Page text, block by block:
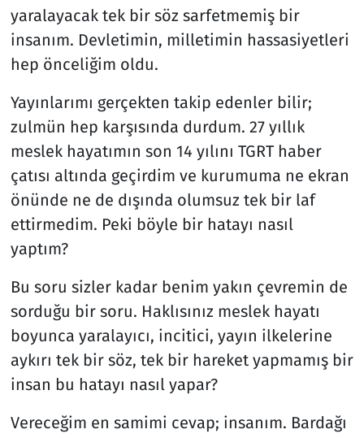
yaralayacak tek bir söz sarfetmemiş bir
insanım. Devletimin, milletimin hassasiyetleri
hep önceliğim oldu.
Yayınlarımı gerçekten takip edenler bilir;
zulmün hep karşısında durdum. 27 yıllık
meslek hayatımın son 14 yılını TGRT haber
çatısı altında geçirdim ve kurumuma ne ekran
önünde ne de dışında olumsuz tek bir laf
ettirmedim. Peki böyle bir hatayı nasıl
yaptım?
Bu soru sizler kadar benim yakın çevremin de
sorduğu bir soru. Haklısınız meslek hayatı
boyunca yaralayıcı, incitici, yayın ilkelerine
aykırı tek bir söz, tek bir hareket yapmamış bir
insan bu hatayı nasıl yapar?
Vereceğim en samimi cevap; insanım. Bardağı